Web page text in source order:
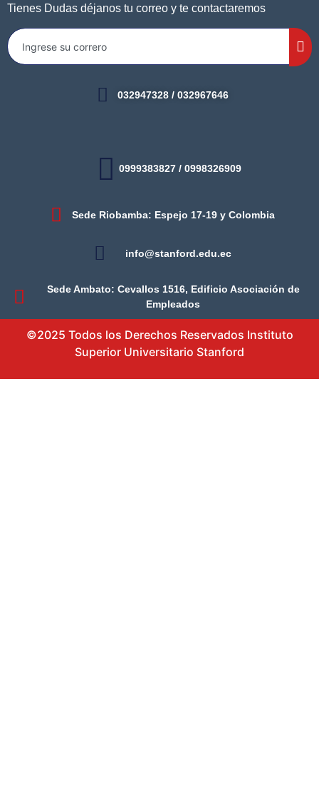
Tienes Dudas déjanos tu correo y te contactaremos
032947328 / 032967646
0999383827 / 0998326909
Sede Riobamba: Espejo 17-19 y Colombia
info@stanford.edu.ec
Sede Ambato: Cevallos 1516, Edificio Asociación de
Empleados
©2025 Todos los Derechos Reservados Instituto
Superior Universitario Stanford